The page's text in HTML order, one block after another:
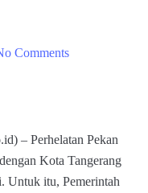
Comments
– Perhelatan Pekan
Kota Tangerang
Untuk itu, Pemerintah